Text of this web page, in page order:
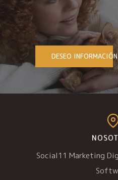
DESEO
Social11 Marketing